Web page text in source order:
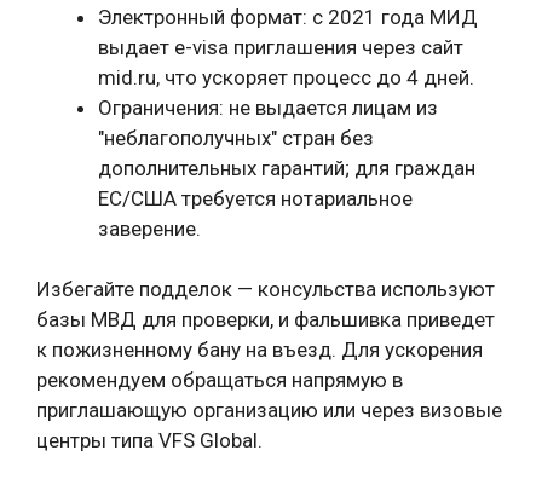
Электронный формат: с 2021 года МИД
выдает e-visa приглашения через сайт
mid.ru, что ускоряет процесс до 4 дней.
Ограничения: не выдается лицам из
"неблагополучных" стран без
дополнительных гарантий; для граждан
ЕС/США требуется нотариальное
заверение.
Избегайте подделок — консульства используют
базы МВД для проверки, и фальшивка приведет
к пожизненному бану на въезд. Для ускорения
рекомендуем обращаться напрямую в
приглашающую организацию или через визовые
центры типа VFS Global.